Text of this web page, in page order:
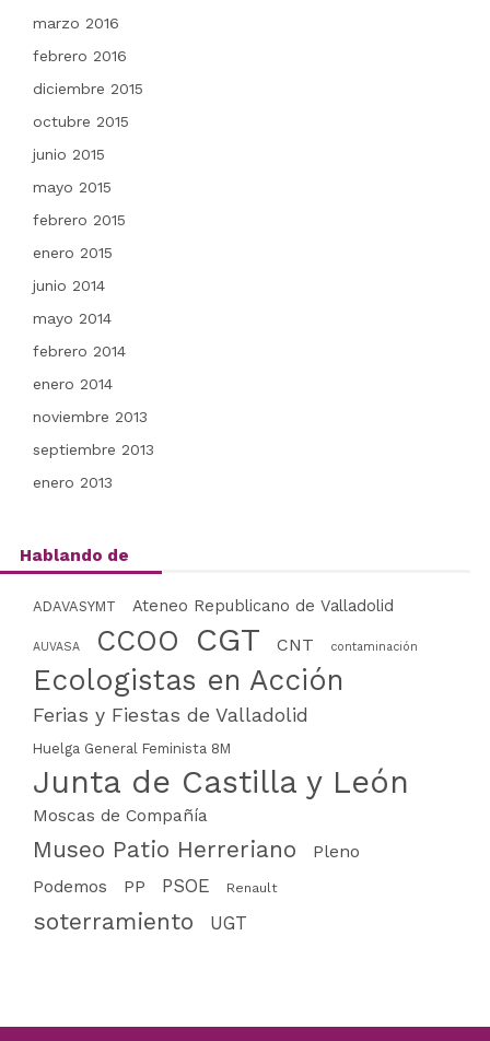
marzo 2016
febrero 2016
diciembre 2015
octubre 2015
junio 2015
mayo 2015
febrero 2015
enero 2015
junio 2014
mayo 2014
febrero 2014
enero 2014
noviembre 2013
septiembre 2013
enero 2013
Hablando de
ADAVASYMT Ateneo Republicano de Valladolid
AUVASA CCOO CGT CNT contaminación
Ecologistas en Acción
Ferias y Fiestas de Valladolid
Huelga General Feminista 8M
Junta de Castilla y León
Moscas de Compañía
Museo Patio Herreriano
Pleno
Podemos
PP PSOE Renault
soterramiento UGT